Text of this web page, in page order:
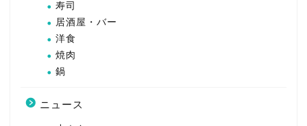
寿司
居酒屋・バー
洋食
焼肉
鍋
ニュース